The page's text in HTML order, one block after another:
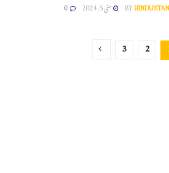
BY مئی 5, 2024 0
2
3